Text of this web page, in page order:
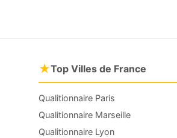
★Top Villes de France
Qualitionnaire Paris
Qualitionnaire Marseille
Qualitionnaire Lyon